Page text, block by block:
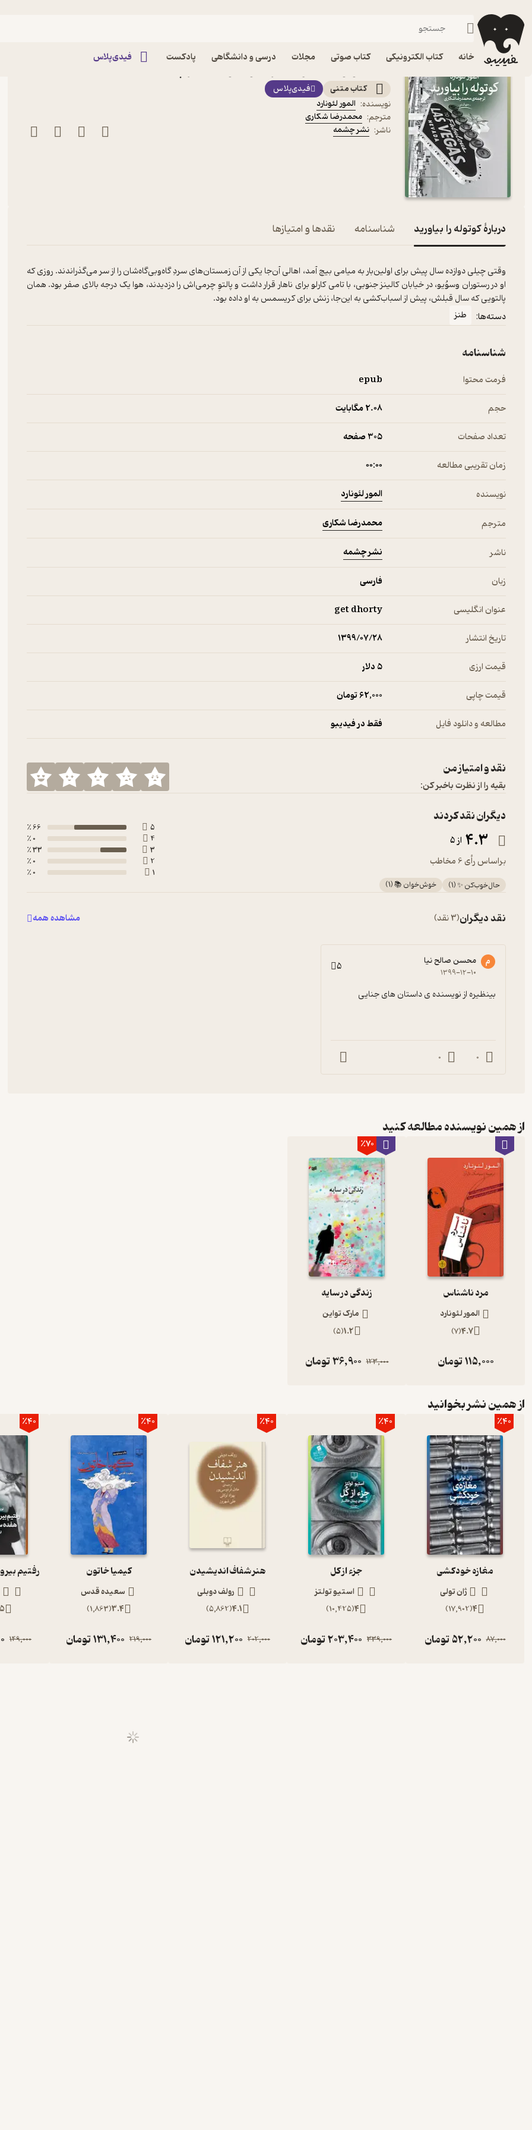
خانه کتاب الکترونیکی کتاب صوتی مجلات درسی و دانشگاهی پادکست فیدی‌پلاس
فیدیبو کتاب الکترونیکی
کتاب متنی
فیدی‌پلاس
نویسنده: المور لئونارد
مترجم: محمدرضا شکاری
ناشر: نشر چشمه
دربارۀ کوتوله را بیاورید شناسنامه نقدها و امتیازها
وقتی چیلی دوازده سال پیش برای اولین‌بار به میامی بیچ آمد، اهالی آن‌جا یکی از آن زمستان‌های سردِ گاه‌وبی‌گاه‌شان را از سر می‌گذراندند. روزی که
او در رستوران وسوُیو، در خیابان کالینز جنوبی، با تامی کارلو برای ناهار قرار داشت و پالتوِ چرمی‌اش را دزدیدند، هوا یک درجه بالای صفر بود. همان
پالتویی که سال قبلش، پیش از اسباب‌کشی به این‌جا، زنش برای کریسمس به او داده بود.
دسته‌ها: طنز
شناسنامه
فرمت محتوا epub
حجم 2.۰۸ مگابایت
تعداد صفحات 305 صفحه
زمان تقریبی مطالعه ۰۰:۰۰
نویسنده المور لئونارد
مترجم محمدرضا شکاری
ناشر نشر چشمه
زبان فارسی
عنوان انگلیسی get dhorty
تاریخ انتشار ۱۳۹۹/۰۷/۲۸
قیمت ارزی 5 دلار
قیمت چاپی 62,000 تومان
مطالعه و دانلود فایل فقط در فیدیبو
نقد و امتیاز من
بقیه را از نظرت باخبر کن:
دیگران نقد کردند
4.3 از 5
براساس رأی 6 مخاطب
حال‌خوب‌کن ✨(
1
) خوش‌خوان 📚(
1
)
5
66 ٪
4
0 ٪
3
33 ٪
2
0 ٪
1
0 ٪
نقد دیگران(3 نقد) مشاهده همه
م محسن صالح نیا
۱۳۹۹-۱۲-۱۰ 5
بینظیره از نویسنده ی داستان های جنایی
0
0
از همین نویسنده مطالعه کنید
مرد ناشناس
المور لئونارد
4.7
(
7
)
115,000تومان
٪70
زندگی در سایه
مارک تواین
1.2
(
5
)
123,000
36,900تومان
از همین نشر بخوانید
٪40
مغازه خودکشی
ژان تولی
4
(
17,902
)
87,000
52,200تومان
٪40
جزء از کل
استیو تولتز
4
(
10,425
)
339,000
203,400تومان
٪40
هنر شفاف اندیشیدن
رولف دوبلی
4.1
(
5,862
)
202,000
121,200تومان
٪40
کیمیا خاتون
سعیده قدس
3.4
(
1,863
)
219,000
131,400تومان
٪40
149,000